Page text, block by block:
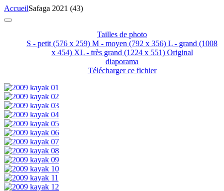
AccueilSafaga 2021 (43)
Tailles de photo
S - petit (576 x 259) M - moyen (792 x 356) L - grand (1008
x 454) XL - très grand (1224 x 551) Original
diaporama
Télécharger ce fichier